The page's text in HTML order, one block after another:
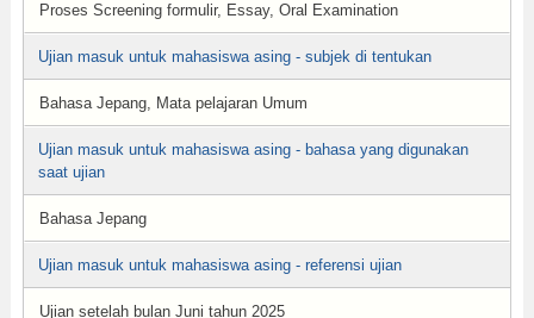
Proses Screening formulir, Essay, Oral Examination
Ujian masuk untuk mahasiswa asing - subjek di tentukan
Bahasa Jepang, Mata pelajaran Umum
Ujian masuk untuk mahasiswa asing - bahasa yang digunakan
saat ujian
Bahasa Jepang
Ujian masuk untuk mahasiswa asing - referensi ujian
Ujian setelah bulan Juni tahun 2025